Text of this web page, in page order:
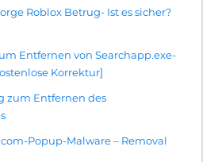
Roblox Betrug- Ist es sicher?
Entfernen von Searchapp.exe-
Korrektur]
zum Entfernen des
Popup-Malware – Removal